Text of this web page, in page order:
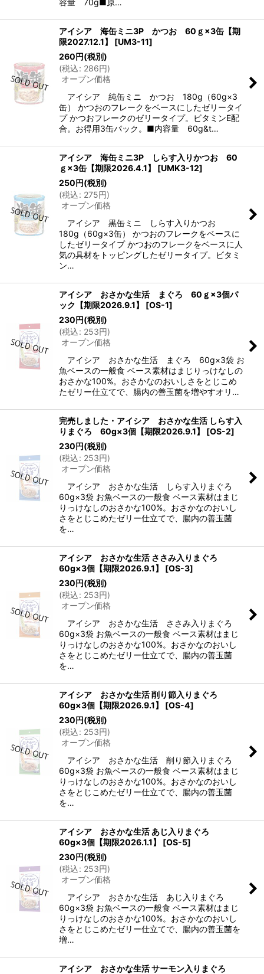
容量 70g■原…
アイシア 海缶ミニ3P かつお 60ｇ×3缶【期
限2027.12.1】
[UM3-11]
260円(税別)
(税込: 286円)
オープン価格
アイシア 純缶ミニ かつお 180g（60g×3
缶） かつおのフレークをベースにしたゼリータイ
プ かつおフレークのゼリータイプ。ビタミンE配
合。お得用3缶パック。■内容量 60g&t…
アイシア 海缶ミニ3P しらす入りかつお 60
ｇ×3缶【期限2026.4.1】
[UMK3-12]
250円(税別)
(税込: 275円)
オープン価格
アイシア 黒缶ミニ しらす入りかつお
180g（60g×3缶） かつおのフレークをベースに
したゼリータイプ かつおのフレークをベースに人
気の具材をトッピングしたゼリータイプ。ビタミ
ン…
アイシア おさかな生活 まぐろ 60ｇ×3個パ
ック【期限2026.9.1】
[OS-1]
230円(税別)
(税込: 253円)
オープン価格
アイシア おさかな生活 まぐろ 60g×3袋 お
魚ベースの一般食 ベース素材はまじりっけなしの
おさかな100%。おさかなのおいしさをとじこめ
たゼリー仕立てで、腸内の善玉菌を増やすオリ…
完売しました・アイシア おさかな生活 しらす入
りまぐろ 60g×3個【期限2026.9.1】
[OS-2]
230円(税別)
(税込: 253円)
オープン価格
アイシア おさかな生活 しらす入りまぐろ
60g×3袋 お魚ベースの一般食 ベース素材はまじ
りっけなしのおさかな100%。おさかなのおいし
さをとじこめたゼリー仕立てで、腸内の善玉菌
を…
アイシア おさかな生活 ささみ入りまぐろ
60g×3個【期限2026.9.1】
[OS-3]
230円(税別)
(税込: 253円)
オープン価格
アイシア おさかな生活 ささみ入りまぐろ
60g×3袋 お魚ベースの一般食 ベース素材はまじ
りっけなしのおさかな100%。おさかなのおいし
さをとじこめたゼリー仕立てで、腸内の善玉菌
を…
アイシア おさかな生活 削り節入りまぐろ
60g×3個【期限2026.9.1】
[OS-4]
230円(税別)
(税込: 253円)
オープン価格
アイシア おさかな生活 削り節入りまぐろ
60g×3袋 お魚ベースの一般食 ベース素材はまじ
りっけなしのおさかな100%。おさかなのおいし
さをとじこめたゼリー仕立てで、腸内の善玉菌
を…
アイシア おさかな生活 あじ入りまぐろ
60g×3個【期限2026.1.1】
[OS-5]
230円(税別)
(税込: 253円)
オープン価格
アイシア おさかな生活 あじ入りまぐろ
60g×3袋 お魚ベースの一般食 ベース素材はまじ
りっけなしのおさかな100%。おさかなのおいし
さをとじこめたゼリー仕立てで、腸内の善玉菌を
増…
アイシア おさかな生活 サーモン入りまぐろ